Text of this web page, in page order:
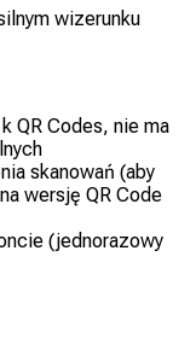
wizerunku
QR Codes, nie ma
skanowań (aby
wersję QR Code
(jednorazowy